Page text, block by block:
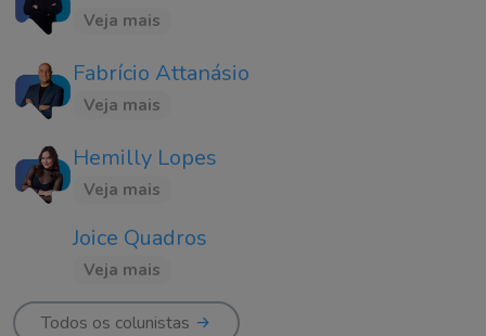
Veja mais
Fabrício Attanásio
Veja mais
Hemilly Lopes
Veja mais
Joice Quadros
Veja mais
Todos os colunistas